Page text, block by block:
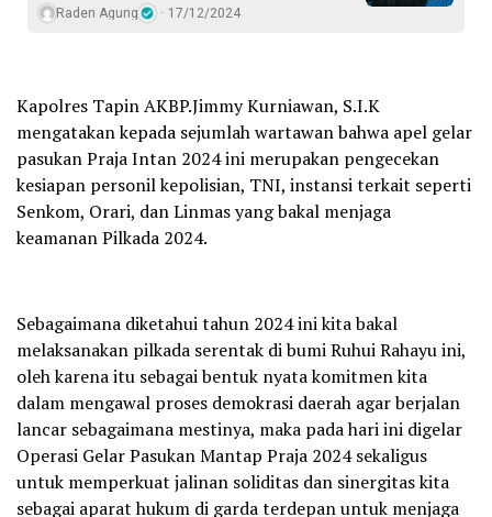
Raden Agung 17/12/2024
Kapolres Tapin AKBP.Jimmy Kurniawan, S.I.K
mengatakan kepada sejumlah wartawan bahwa apel gelar
pasukan Praja Intan 2024 ini merupakan pengecekan
kesiapan personil kepolisian, TNI, instansi terkait seperti
Senkom, Orari, dan Linmas yang bakal menjaga
keamanan Pilkada 2024.
Sebagaimana diketahui tahun 2024 ini kita bakal
melaksanakan pilkada serentak di bumi Ruhui Rahayu ini,
oleh karena itu sebagai bentuk nyata komitmen kita
dalam mengawal proses demokrasi daerah agar berjalan
lancar sebagaimana mestinya, maka pada hari ini digelar
Operasi Gelar Pasukan Mantap Praja 2024 sekaligus
untuk memperkuat jalinan soliditas dan sinergitas kita
sebagai aparat hukum di garda terdepan untuk menjaga